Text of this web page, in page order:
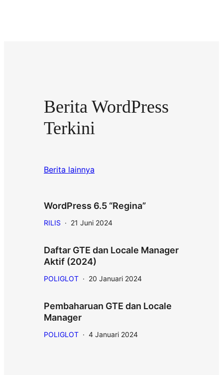
Berita WordPress
Terkini
Berita lainnya
WordPress 6.5 “Regina”
RILIS · 21 Juni 2024
Daftar GTE dan Locale Manager
Aktif (2024)
POLIGLOT · 20 Januari 2024
Pembaharuan GTE dan Locale
Manager
POLIGLOT · 4 Januari 2024